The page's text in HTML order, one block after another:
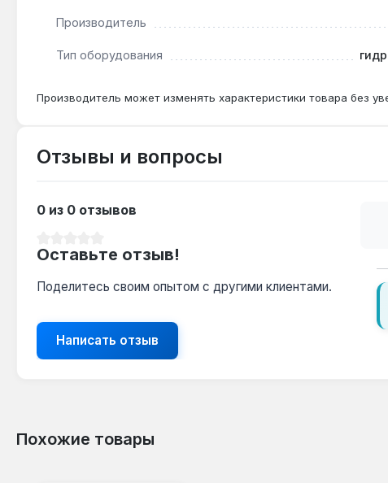
При нормальных условиях эксплуатации
Производитель
Тип оборудования
Производитель может изменять характеристики товара без
Отзывы и вопросы
0 из 0 отзывов
Оставьте отзыв!
Поделитесь своим опытом с другими клиентами.
Написать отзыв
Похожие товары